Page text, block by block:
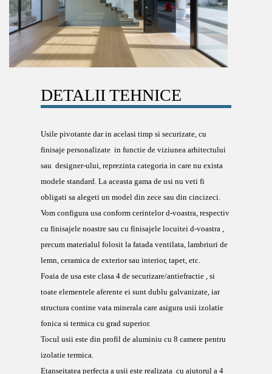
DETALII TEHNICE
Usile pivotante dar in acelasi timp si securizate, cu
finisaje personalizate in functie de viziunea arhitectului
sau designer-ului, reprezinta categoria in care nu exista
modele standard. La aceasta gama de usi nu veti fi
obligati sa alegeti un model din zece sau din cincizeci.
Vom configura usa conform cerintelor d-voastra, respectiv
cu finisajele noastre sau cu finisajele locuitei d-voastra ,
precum materialul folosit la fatada ventilata, lambriuri de
lemn, ceramica de exterior sau interior, tapet, etc.
Foaia de usa este clasa 4 de securizare/antiefractie , si
toate elementele aferente ei sunt dublu galvanizate, iar
structura contine vata minerala care asigura usii izolatie
fonica si termica cu grad superior.
Tocul usii este din profil de aluminiu cu 8 camere pentru
izolatie termica.
Etanseitatea perfecta a usii este realizata cu ajutorul a 4